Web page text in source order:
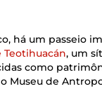
há um passeio
Teotihuacán, um
como
Museu de